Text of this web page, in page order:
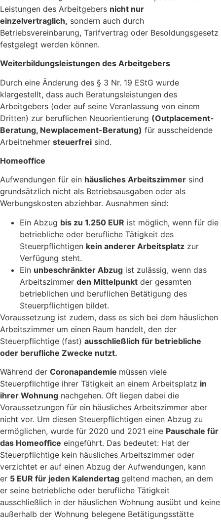
Leistungen des Arbeitgebers nicht nur
einzelvertraglich, sondern auch durch
Betriebsvereinbarung, Tarifvertrag oder Besoldungsgesetz
festgelegt werden können.
Weiterbildungsleistungen des Arbeitgebers
Durch eine Änderung des § 3 Nr. 19 EStG wurde
klargestellt, dass auch Beratungsleistungen des
Arbeitgebers (oder auf seine Veranlassung von einem
Dritten) zur beruflichen Neuorientierung (Outplacement-
Beratung, Newplacement-Beratung) für ausscheidende
Arbeitnehmer steuerfrei sind.
Homeoffice
Aufwendungen für ein häusliches Arbeitszimmer sind
grundsätzlich nicht als Betriebsausgaben oder als
Werbungskosten abziehbar. Ausnahmen sind:
Ein Abzug bis zu 1.250 EUR ist möglich, wenn für die
betriebliche oder berufliche Tätigkeit des
Steuerpflichtigen kein anderer Arbeitsplatz zur
Verfügung steht.
Ein unbeschränkter Abzug ist zulässig, wenn das
Arbeitszimmer den Mittelpunkt der gesamten
betrieblichen und beruflichen Betätigung des
Steuerpflichtigen bildet.
Voraussetzung ist zudem, dass es sich bei dem häuslichen
Arbeitszimmer um einen Raum handelt, den der
Steuerpflichtige (fast) ausschließlich für betriebliche
oder berufliche Zwecke nutzt.
Während der Coronapandemie müssen viele
Steuerpflichtige ihrer Tätigkeit an einem Arbeitsplatz in
ihrer Wohnung nachgehen. Oft liegen dabei die
Voraussetzungen für ein häusliches Arbeitszimmer aber
nicht vor. Um diesen Steuerpflichtigen einen Abzug zu
ermöglichen, wurde für 2020 und 2021 eine Pauschale für
das Homeoffice eingeführt. Das bedeutet: Hat der
Steuerpflichtige kein häusliches Arbeitszimmer oder
verzichtet er auf einen Abzug der Aufwendungen, kann
er 5 EUR für jeden Kalendertag geltend machen, an dem
er seine betriebliche oder berufliche Tätigkeit
ausschließlich in der häuslichen Wohnung ausübt und keine
außerhalb der Wohnung belegene Betätigungsstätte